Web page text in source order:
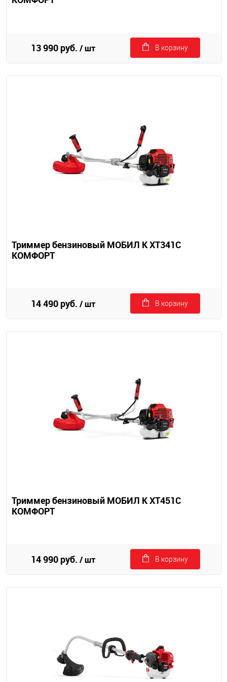
13 990 руб. / шт В корзину
Триммер бензиновый МОБИЛ К XT341С
КОМФОРТ
14 490 руб. / шт В корзину
Триммер бензиновый МОБИЛ К XT451С
КОМФОРТ
14 990 руб. / шт В корзину